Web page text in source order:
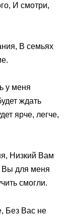
И смотри,
В семьях
у меня
ждать
ярче, легче,
Низкий Вам
Вы для меня
смогли.
Без Вас не